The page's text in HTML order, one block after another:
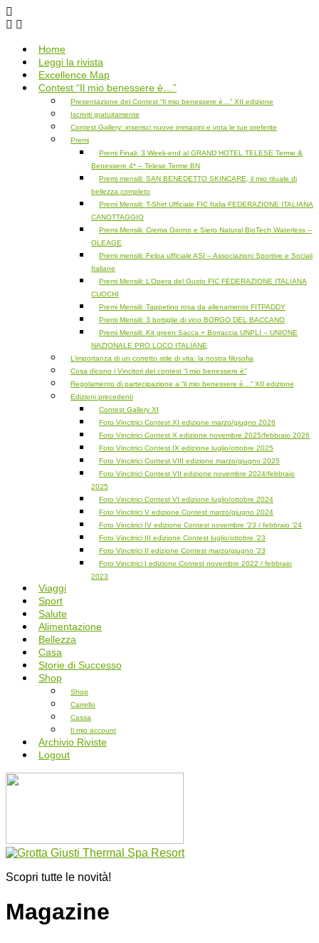
Salta
al
Home
Leggi la rivista
Excellence Map
Contest “Il mio benessere è…”
Presentazione del Contest “Il mio benessere è…” XII edizione
Iscriviti gratuitamente
Contest Gallery: inserisci nuove immagini e vota le tue preferite
Premi
Premi Finali: 3 Week-end al GRAND HOTEL TELESE Terme &
Benessere 4* – Telese Terme BN
Premi mensili: SAN BENEDETTO SKINCARE, il mio rituale di
bellezza completo
Premi Mensili: T-Shirt Ufficiale FIC Italia FEDERAZIONE ITALIANA
CANOTTAGGIO
Premi Mensili: Crema Giorno e Siero Natural BioTech Waterless –
OLEAGE
Premi mensili: Felpa ufficiale ASI – Associazioni Sportive e Sociali
Italiane
Premi Mensili: L’Opera del Gusto FIC FEDERAZIONE ITALIANA
CUOCHI
Premi Mensili: Tappetino rosa da allenamento FITPADDY
Premi Mensili: 3 bottiglie di vino BORGO DEL BACCANO
Premi Mensili: Kit green Sacca + Borraccia UNPLI – UNIONE
NAZIONALE PRO LOCO ITALIANE
L’importanza di un corretto stile di vita: la nostra filosofia
Cosa dicono i Vincitori del contest “l mio benessere è”
Regolamento di partecipazione a “il mio benessere è…” XII edizione
Edizioni precedenti
Contest Gallery XI
Foto Vincitrici Contest XI edizione marzo/giugno 2026
Foto Vincitrici Contest X edizione novembre 2025/febbraio 2026
Foto Vincitrici Contest IX edizione luglio/ottobre 2025
Foto Vincitrici Contest VIII edizione marzo/giugno 2025
Foto Vincitrici Contest VII edizione novembre 2024/febbraio
2025
Foto Vincitrici Contest VI edizione luglio/ottobre 2024
Foto Vincitrici V edizione Contest marzo/giugno 2024
Foto Vincitrici IV edizione Contest novembre ’23 / febbraio ’24
Foto Vincitrici III edizione Contest luglio/ottobre ’23
Foto Vincitrici II edizione Contest marzo/giugno ’23
Foto Vincitrici I edizione Contest novembre 2022 / febbraio
2023
Viaggi
Sport
Salute
Alimentazione
Bellezza
Casa
Storie di Successo
Shop
Shop
Carrello
Cassa
Il mio account
Archivio Riviste
Logout
Scopri tutte le novità!
Magazine